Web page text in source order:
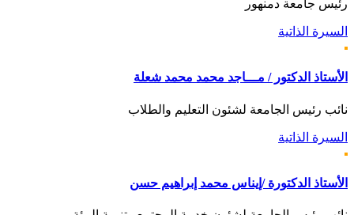
رئيس جامعة دمنهور
السيرة الذاتية
الأستاذ الدكتور / مـــاجد محمد محمد شعلة
نائب رئيس الجامعة لشئون التعليم والطلاب
السيرة الذاتية
الأستاذ الدكتورة /إيناس محمد إبراهيم حسن